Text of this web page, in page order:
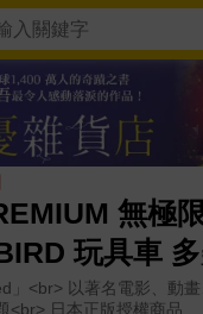
無極
玩具車
」<br> 以著名電影、動
<br> 日本正版授權商品